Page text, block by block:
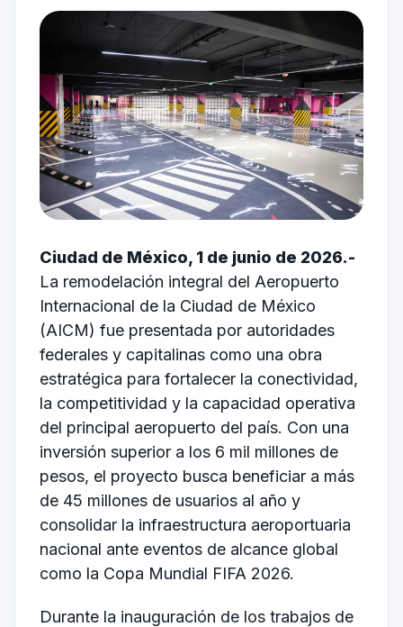
Ciudad de México, 1 de junio de 2026.-
La remodelación integral del Aeropuerto
Internacional de la Ciudad de México
(AICM) fue presentada por autoridades
federales y capitalinas como una obra
estratégica para fortalecer la conectividad,
la competitividad y la capacidad operativa
del principal aeropuerto del país. Con una
inversión superior a los 6 mil millones de
pesos, el proyecto busca beneficiar a más
de 45 millones de usuarios al año y
consolidar la infraestructura aeroportuaria
nacional ante eventos de alcance global
como la Copa Mundial FIFA 2026.
Durante la inauguración de los trabajos de